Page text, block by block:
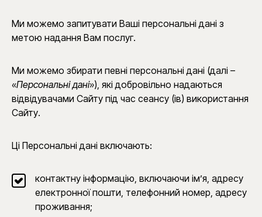
Ми можемо запитувати Ваші персональні дані з
метою надання Вам послуг.
Ми можемо збирати певні персональні дані (далі –
«Персональні дані»), які добровільно надаються
відвідувачами Сайту під час сеансу (ів) використання
Сайту.
Ці Персональні дані включають:
контактну інформацію, включаючи ім’я, адресу
електронної пошти, телефонний номер, адресу
проживання;